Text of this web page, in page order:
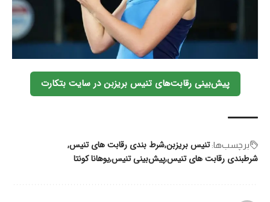
پیش‌بینی رقابت‌های تنیس بریزبن در سایت بتکارت
برچسب‌‌ها: تنیس بریزبنشرط بندی رقابت های تنیس
شرطبندی رقابت های تنیسپیش‌بینی تنیسیوهانا کونتا